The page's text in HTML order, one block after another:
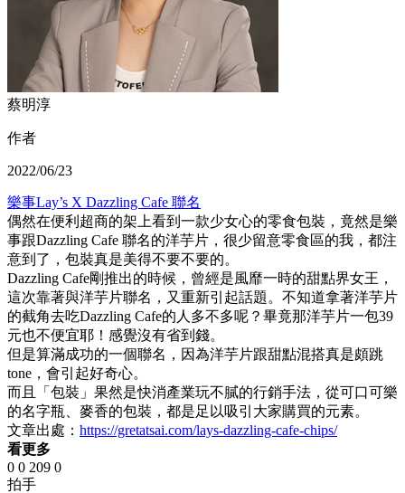
蔡明淳
作者
2022/06/23
樂事Lay’s X Dazzling Cafe 聯名
偶然在便利超商的架上看到一款少女心的零食包裝，竟然是樂
事跟Dazzling Cafe 聯名的洋芋片，很少留意零食區的我，都注
意到了，包裝真是美得不要不要的。
Dazzling Cafe剛推出的時候，曾經是風靡一時的甜點界女王，
這次靠著與洋芋片聯名，又重新引起話題。不知道拿著洋芋片
的截角去吃Dazzling Cafe的人多不多呢？畢竟那洋芋片一包39
元也不便宜耶！感覺沒有省到錢。
但是算滿成功的一個聯名，因為洋芋片跟甜點混搭真是頗跳
tone，會引起好奇心。
而且「包裝」果然是快消產業玩不膩的行銷手法，從可口可樂
的名字瓶、麥香的包裝，都是足以吸引大家購買的元素。
文章出處： https://gretatsai.com/lays-dazzling-cafe-chips/
看更多
0 0 209 0
拍手